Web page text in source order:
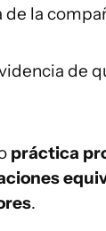
la
de
práctica
.